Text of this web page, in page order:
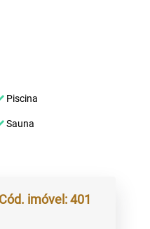
Piscina
Sauna
Cód. imóvel: 401